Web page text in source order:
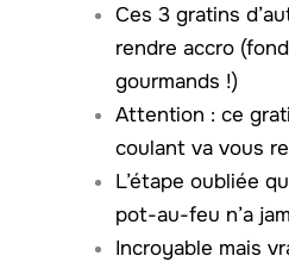
Ces 3 gratins
rendre accro
gourmands !)
Attention : ce
coulant va vous
L’étape oubliée
pot-au-feu n’a
Incroyable mais